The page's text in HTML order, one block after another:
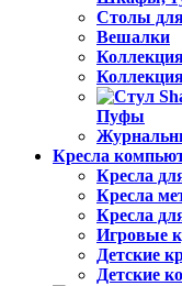
Столы
Вешалки
Пуфы
Кресла
Кресла
Кресла
Кресла
Игровые
Детские
Детские